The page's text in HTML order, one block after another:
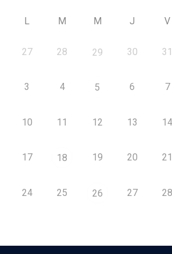
L M M J V
27 28 29 30 31
3 4 5 6 7
10 11 12 13 14
17 18 19 20 21
24 25 26 27 28